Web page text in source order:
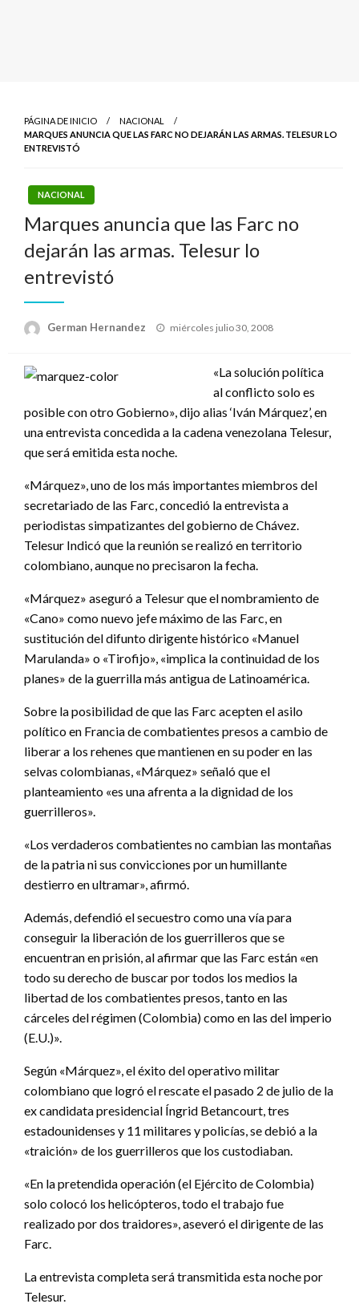
PÁGINA DE INICIO
NACIONAL
MARQUES ANUNCIA QUE LAS FARC NO DEJARÁN LAS ARMAS. TELESUR LO
ENTREVISTÓ
NACIONAL
Marques anuncia que las Farc no
dejarán las armas. Telesur lo
entrevistó
German Hernandez
Publicado
miércoles julio 30, 2008
«La solución política
al conflicto solo es
posible con otro Gobierno», dijo alias ‘Iván Márquez’, en
una entrevista concedida a la cadena venezolana Telesur,
que será emitida esta noche.
«Márquez», uno de los más importantes miembros del
secretariado de las Farc, concedió la entrevista a
periodistas simpatizantes del gobierno de Chávez.
Telesur Indicó que la reunión se realizó en territorio
colombiano, aunque no precisaron la fecha.
«Márquez» aseguró a Telesur que el nombramiento de
«Cano» como nuevo jefe máximo de las Farc, en
sustitución del difunto dirigente histórico «Manuel
Marulanda» o «Tirofijo», «implica la continuidad de los
planes» de la guerrilla más antigua de Latinoamérica.
Sobre la posibilidad de que las Farc acepten el asilo
político en Francia de combatientes presos a cambio de
liberar a los rehenes que mantienen en su poder en las
selvas colombianas, «Márquez» señaló que el
planteamiento «es una afrenta a la dignidad de los
guerrilleros».
«Los verdaderos combatientes no cambian las montañas
de la patria ni sus convicciones por un humillante
destierro en ultramar», afirmó.
Además, defendió el secuestro como una vía para
conseguir la liberación de los guerrilleros que se
encuentran en prisión, al afirmar que las Farc están «en
todo su derecho de buscar por todos los medios la
libertad de los combatientes presos, tanto en las
cárceles del régimen (Colombia) como en las del imperio
(E.U.)».
Según «Márquez», el éxito del operativo militar
colombiano que logró el rescate el pasado 2 de julio de la
ex candidata presidencial Íngrid Betancourt, tres
estadounidenses y 11 militares y policías, se debió a la
«traición» de los guerrilleros que los custodiaban.
«En la pretendida operación (el Ejército de Colombia)
solo colocó los helicópteros, todo el trabajo fue
realizado por dos traidores», aseveró el dirigente de las
Farc.
La entrevista completa será transmitida esta noche por
Telesur.